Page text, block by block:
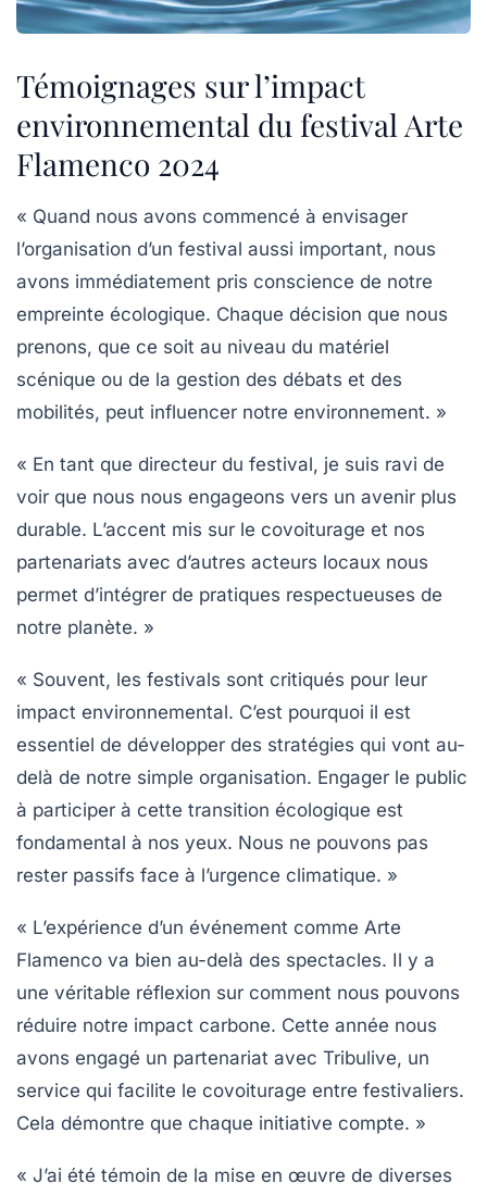
Témoignages sur l’impact
environnemental du festival Arte
Flamenco 2024
« Quand nous avons commencé à envisager
l’organisation d’un festival aussi important, nous
avons immédiatement pris conscience de notre
empreinte écologique. Chaque décision que nous
prenons, que ce soit au niveau du matériel
scénique ou de la gestion des débats et des
mobilités, peut influencer notre environnement. »
« En tant que directeur du festival, je suis ravi de
voir que nous nous engageons vers un avenir plus
durable. L’accent mis sur le covoiturage et nos
partenariats avec d’autres acteurs locaux nous
permet d’intégrer de pratiques respectueuses de
notre planète. »
« Souvent, les festivals sont critiqués pour leur
impact environnemental. C’est pourquoi il est
essentiel de développer des stratégies qui vont au-
delà de notre simple organisation. Engager le public
à participer à cette transition écologique est
fondamental à nos yeux. Nous ne pouvons pas
rester passifs face à l’urgence climatique. »
« L’expérience d’un événement comme Arte
Flamenco va bien au-delà des spectacles. Il y a
une véritable réflexion sur comment nous pouvons
réduire notre impact carbone. Cette année nous
avons engagé un partenariat avec Tribulive, un
service qui facilite le covoiturage entre festivaliers.
Cela démontre que chaque initiative compte. »
« J’ai été témoin de la mise en œuvre de diverses